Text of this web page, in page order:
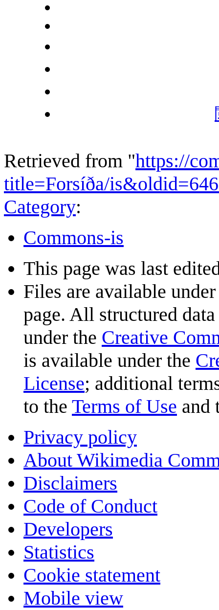
Retrieved from "https://
title=Forsíða/
Category:
Commons-is
This page was last
Files are available
page. All structured
under the Creative
is available under the
License; additional
to the Terms of Use and
Privacy policy
About Wikimedia
Disclaimers
Code of Conduct
Developers
Statistics
Cookie statement
Mobile view